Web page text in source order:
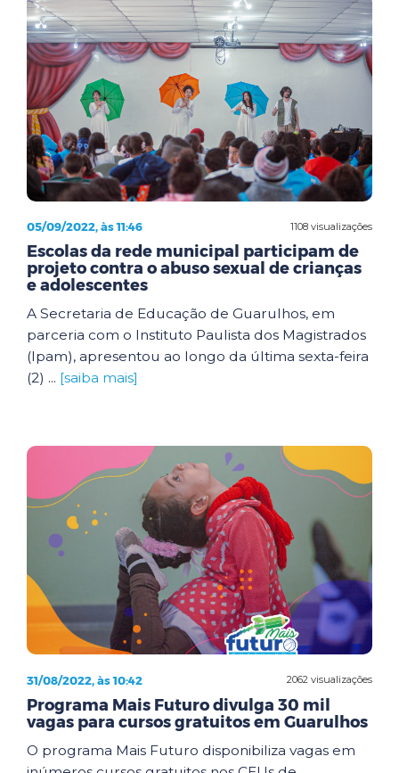
1108 visualizações
05/09/2022, às 11:46
Escolas da rede municipal participam de
projeto contra o abuso sexual de crianças
e adolescentes
A Secretaria de Educação de Guarulhos, em
parceria com o Instituto Paulista dos Magistrados
(Ipam), apresentou ao longo da última sexta-feira
(2) ... [saiba mais]
2062 visualizações
31/08/2022, às 10:42
Programa Mais Futuro divulga 30 mil
vagas para cursos gratuitos em Guarulhos
O programa Mais Futuro disponibiliza vagas em